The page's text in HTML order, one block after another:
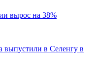
вырос на 38%
выпустили в Селенгу в